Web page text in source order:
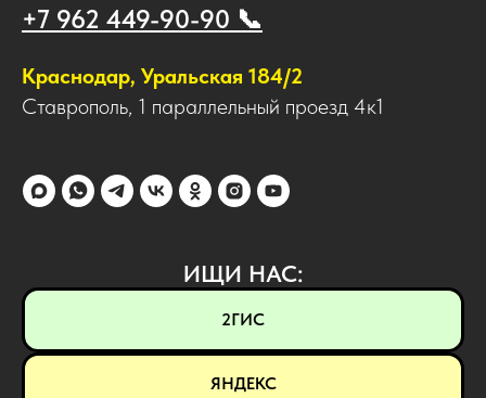
+7 962 449-90-90 📞
Краснодар, Уральская 184/2
Ставрополь, 1 параллельный проезд 4к1
ИЩИ НАС:
2ГИС
ЯНДЕКС